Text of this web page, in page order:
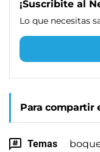
¡Suscribite al
Lo que necesitas
Para compartir
Temas